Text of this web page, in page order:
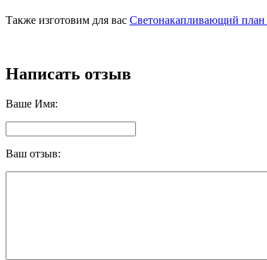
Также изготовим для вас Светонакапливающий план
Написать отзыв
Ваше Имя:
Ваш отзыв: